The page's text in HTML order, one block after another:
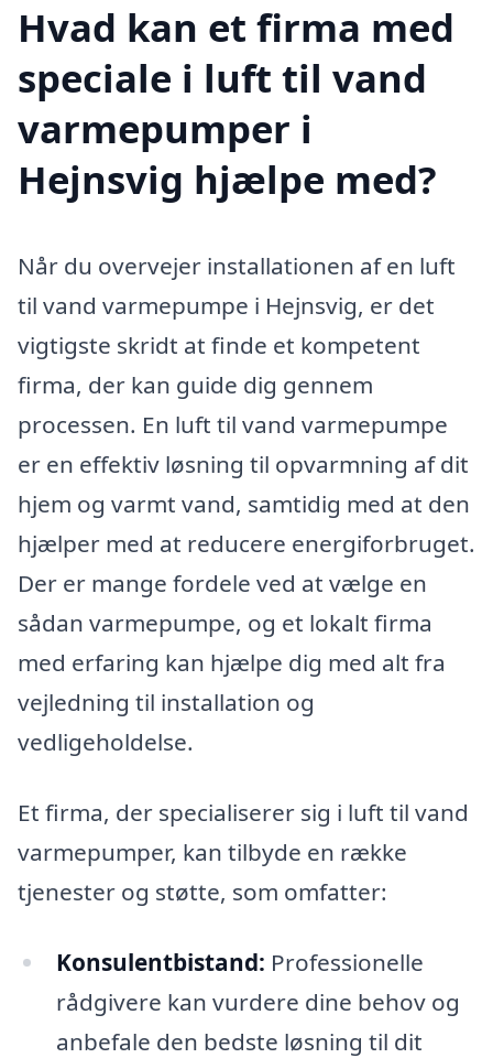
Hvad kan et firma med
speciale i luft til vand
varmepumper i
Hejnsvig hjælpe med?
Når du overvejer installationen af en luft
til vand varmepumpe i Hejnsvig, er det
vigtigste skridt at finde et kompetent
firma, der kan guide dig gennem
processen. En luft til vand varmepumpe
er en effektiv løsning til opvarmning af dit
hjem og varmt vand, samtidig med at den
hjælper med at reducere energiforbruget.
Der er mange fordele ved at vælge en
sådan varmepumpe, og et lokalt firma
med erfaring kan hjælpe dig med alt fra
vejledning til installation og
vedligeholdelse.
Et firma, der specialiserer sig i luft til vand
varmepumper, kan tilbyde en række
tjenester og støtte, som omfatter:
Konsulentbistand: Professionelle
rådgivere kan vurdere dine behov og
anbefale den bedste løsning til dit